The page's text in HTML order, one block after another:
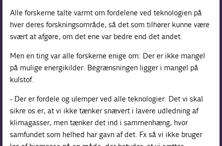
Alle forskerne talte varmt om fordelene ved teknologien på
hver deres forskningsområde, så det som tilhører kunne være
svært at afgøre, om det ene var bedre end det andet.
Men en ting var alle forskerne enige om: Der er ikke mangel
på mulige energikilder. Begrænsningen ligger i mangel på
kulstof.
- Der er fordele og ulemper ved alle teknologier. Det vi skal
sikre os er, at vi ikke tænker snævert i lavere udledning af
klimagasser, men tænker det ind i sammenhæng, hvor
samfundet som helhed har gavn af det. Fx så vi ikke bruger